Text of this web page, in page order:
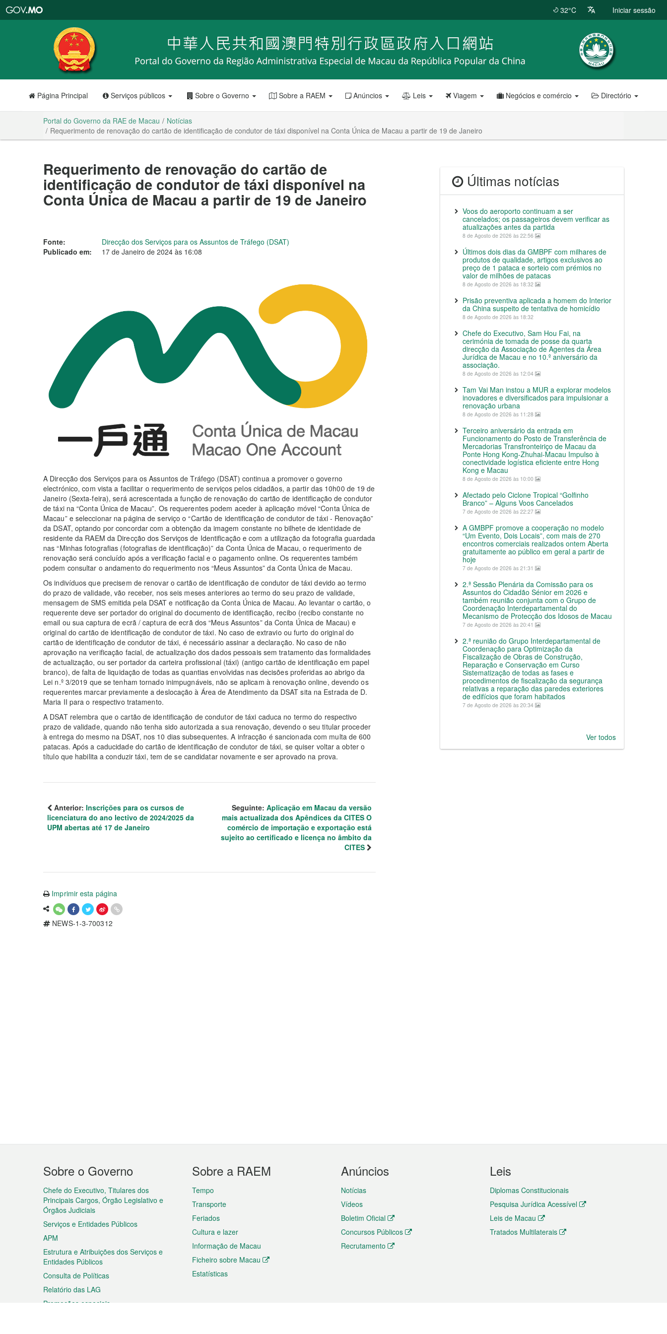
RAE
de
Macau
32°C Iniciar sessão
Página Principal Serviços públicos Sobre o Governo Sobre a RAEM Anúncios Leis Viagem Negócios e comércio Directório
Portal do Governo da RAE de Macau
Notícias
Requerimento de renovação do cartão de identificação de condutor de táxi disponível na Conta Única de Macau a partir de 19 de Janeiro
Requerimento de renovação do cartão de
identificação de condutor de táxi disponível na
Conta Única de Macau a partir de 19 de Janeiro
Fonte:
Direcção dos Serviços para os Assuntos de Tráfego (DSAT)
Publicado em:
17 de Janeiro de 2024 às 16:08
A Direcção dos Serviços para os Assuntos de Tráfego (DSAT) continua a promover o governo
electrónico, com vista a facilitar o requerimento de serviços pelos cidadãos, a partir das 10h00 de 19 de
Janeiro (Sexta-feira), será acrescentada a função de renovação do cartão de identificação de condutor
de táxi na “Conta Única de Macau”. Os requerentes podem aceder à aplicação móvel “Conta Única de
Macau” e seleccionar na página de serviço o “Cartão de identificação de condutor de táxi - Renovação”
da DSAT, optando por concordar com a obtenção da imagem constante no bilhete de identidade de
residente da RAEM da Direcção dos Serviços de Identificação e com a utilização da fotografia guardada
nas “Minhas fotografias (fotografias de identificação)” da Conta Única de Macau, o requerimento de
renovação será concluído após a verificação facial e o pagamento online. Os requerentes também
podem consultar o andamento do requerimento nos “Meus Assuntos” da Conta Única de Macau.
Os indivíduos que precisem de renovar o cartão de identificação de condutor de táxi devido ao termo
do prazo de validade, vão receber, nos seis meses anteriores ao termo do seu prazo de validade,
mensagem de SMS emitida pela DSAT e notificação da Conta Única de Macau. Ao levantar o cartão, o
requerente deve ser portador do original do documento de identificação, recibo (recibo constante no
email ou sua captura de ecrã / captura de ecrã dos “Meus Assuntos” da Conta Única de Macau) e
original do cartão de identificação de condutor de táxi. No caso de extravio ou furto do original do
cartão de identificação de condutor de táxi, é necessário assinar a declaração. No caso de não
aprovação na verificação facial, de actualização dos dados pessoais sem tratamento das formalidades
de actualização, ou ser portador da carteira profissional (táxi) (antigo cartão de identificação em papel
branco), de falta de liquidação de todas as quantias envolvidas nas decisões proferidas ao abrigo da
Lei n.º 3/2019 que se tenham tornado inimpugnáveis, não se aplicam à renovação online, devendo os
requerentes marcar previamente a deslocação à Área de Atendimento da DSAT sita na Estrada de D.
Maria II para o respectivo tratamento.
A DSAT relembra que o cartão de identificação de condutor de táxi caduca no termo do respectivo
prazo de validade, quando não tenha sido autorizada a sua renovação, devendo o seu titular proceder
à entrega do mesmo na DSAT, nos 10 dias subsequentes. A infracção é sancionada com multa de 600
patacas. Após a caducidade do cartão de identificação de condutor de táxi, se quiser voltar a obter o
título que habilita a conduzir táxi, tem de se candidatar novamente e ser aprovado na prova.
Anterior: Inscrições para os cursos de
licenciatura do ano lectivo de 2024/2025 da
UPM abertas até 17 de Janeiro
Seguinte: Aplicação em Macau da versão
mais actualizada dos Apêndices da CITES O
comércio de importação e exportação está
sujeito ao certificado e licença no âmbito da
CITES
Imprimir esta página
NEWS-1-3-700312
Últimas notícias
Voos do aeroporto continuam a ser
cancelados; os passageiros devem verificar as
atualizações antes da partida
8 de Agosto de 2026 às 22:56
Últimos dois dias da GMBPF com milhares de
produtos de qualidade, artigos exclusivos ao
preço de 1 pataca e sorteio com prémios no
valor de milhões de patacas
8 de Agosto de 2026 às 18:32
Prisão preventiva aplicada a homem do Interior
da China suspeito de tentativa de homicídio
8 de Agosto de 2026 às 18:32
Chefe do Executivo, Sam Hou Fai, na
cerimónia de tomada de posse da quarta
direcção da Associação de Agentes da Área
Jurídica de Macau e no 10.º aniversário da
associação.
8 de Agosto de 2026 às 12:04
Tam Vai Man instou a MUR a explorar modelos
inovadores e diversificados para impulsionar a
renovação urbana
8 de Agosto de 2026 às 11:28
Terceiro aniversário da entrada em
Funcionamento do Posto de Transferência de
Mercadorias Transfronteiriço de Macau da
Ponte Hong Kong-Zhuhai-Macau Impulso à
conectividade logística eficiente entre Hong
Kong e Macau
8 de Agosto de 2026 às 10:00
Afectado pelo Ciclone Tropical “Golfinho
Branco” – Alguns Voos Cancelados
7 de Agosto de 2026 às 22:27
A GMBPF promove a cooperação no modelo
“Um Evento, Dois Locais”, com mais de 270
encontros comerciais realizados ontem Aberta
gratuitamente ao público em geral a partir de
hoje
7 de Agosto de 2026 às 21:31
2.ª Sessão Plenária da Comissão para os
Assuntos do Cidadão Sénior em 2026 e
também reunião conjunta com o Grupo de
Coordenação Interdepartamental do
Mecanismo de Protecção dos Idosos de Macau
7 de Agosto de 2026 às 20:41
2.ª reunião do Grupo Interdepartamental de
Coordenação para Optimização da
Fiscalização de Obras de Construção,
Reparação e Conservação em Curso
Sistematização de todas as fases e
procedimentos de fiscalização da segurança
relativas a reparação das paredes exteriores
de edifícios que foram habitados
7 de Agosto de 2026 às 20:34
Ver todos
Menu
do
rodapé
Sobre o Governo
Chefe do Executivo, Titulares dos
Principais Cargos, Órgão Legislativo e
Órgãos Judiciais
Serviços e Entidades Públicos
APM
Estrutura e Atribuições dos Serviços e
Entidades Públicos
Consulta de Políticas
Relatório das LAG
Promoções especiais
Sobre a RAEM
Tempo
Transporte
Feriados
Cultura e lazer
Informação de Macau
Ficheiro sobre Macau
Estatísticas
Anúncios
Notícias
Vídeos
Boletim Oficial
Concursos Públicos
Recrutamento
Leis
Diplomas Constitucionais
Pesquisa Jurídica Acessível
Leis de Macau
Tratados Multilaterais